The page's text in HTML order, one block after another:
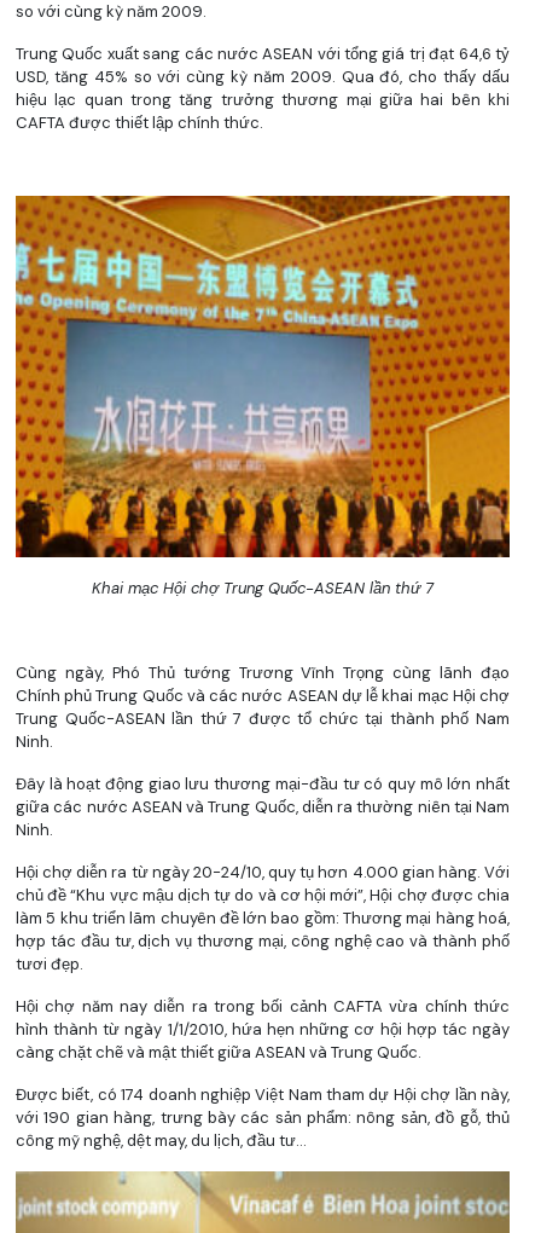
so với cùng kỳ năm 2009.
Trung Quốc xuất sang các nước ASEAN với tổng giá trị đạt 64,6 tỷ
USD, tăng 45% so với cùng kỳ năm 2009. Qua đó, cho thấy dấu
hiệu lạc quan trong tăng trưởng thương mại giữa hai bên khi
CAFTA được thiết lập chính thức.
Khai mạc Hội chợ Trung Quốc-ASEAN lần thứ 7
Cùng ngày, Phó Thủ tướng Trương Vĩnh Trọng cùng lãnh đạo
Chính phủ Trung Quốc và các nước ASEAN dự lễ khai mạc Hội chợ
Trung Quốc-ASEAN lần thứ 7 được tổ chức tại thành phố Nam
Ninh.
Đây là hoạt động giao lưu thương mại-đầu tư có quy mô lớn nhất
giữa các nước ASEAN và Trung Quốc, diễn ra thường niên tại Nam
Ninh.
Hội chợ diễn ra từ ngày 20-24/10, quy tụ hơn 4.000 gian hàng. Với
chủ đề “Khu vực mậu dịch tự do và cơ hội mới”, Hội chợ được chia
làm 5 khu triển lãm chuyên đề lớn bao gồm: Thương mại hàng hoá,
hợp tác đầu tư, dịch vụ thương mại, công nghệ cao và thành phố
tươi đẹp.
Hội chợ năm nay diễn ra trong bối cảnh CAFTA vừa chính thức
hình thành từ ngày 1/1/2010, hứa hẹn những cơ hội hợp tác ngày
càng chặt chẽ và mật thiết giữa ASEAN và Trung Quốc.
Được biết, có 174 doanh nghiệp Việt Nam tham dự Hội chợ lần này,
với 190 gian hàng, trưng bày các sản phẩm: nông sản, đồ gỗ, thủ
công mỹ nghệ, dệt may, du lịch, đầu tư…